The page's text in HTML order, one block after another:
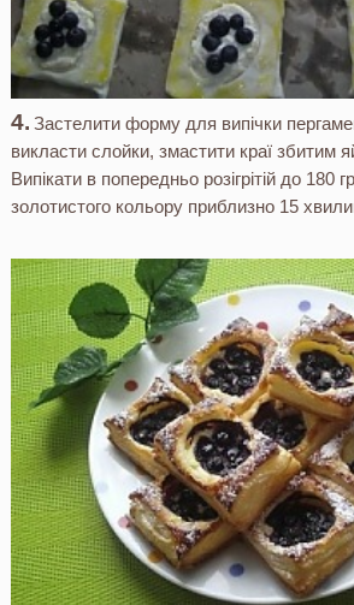
Застелити форму для випічки
викласти слойки, змастити краї збитим
Випікати в попередньо розігрітій до 180
золотистого кольору приблизно 15